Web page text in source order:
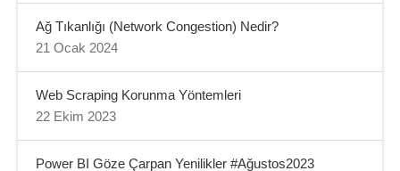
Ağ Tıkanlığı (Network Congestion) Nedir?
21 Ocak 2024
Web Scraping Korunma Yöntemleri
22 Ekim 2023
Power BI Göze Çarpan Yenilikler #Ağustos2023